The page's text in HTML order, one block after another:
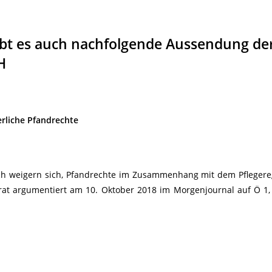
es auch nachfolgende Aussendung
Pfandrechte
weigern sich, Pfandrechte im Zusammenhang mit dem
argumentiert am 10. Oktober 2018 im Morgenjournal auf Ö